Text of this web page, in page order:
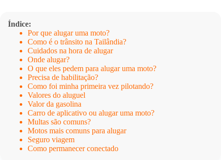
Índice:
Por que alugar uma moto?
Como é o trânsito na Tailândia?
Cuidados na hora de alugar
Onde alugar?
O que eles pedem para alugar uma moto?
Precisa de habilitação?
Como foi minha primeira vez pilotando?
Valores do aluguel
Valor da gasolina
Carro de aplicativo ou alugar uma moto?
Multas são comuns?
Motos mais comuns para alugar
Seguro viagem
Como permanecer conectado